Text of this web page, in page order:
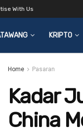
With Us
KRIPTO
Home Pasaran
Kadar
China